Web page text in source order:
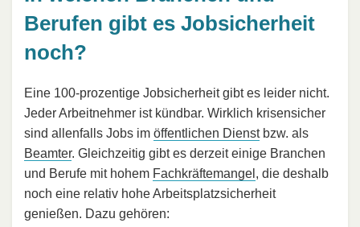
Berufen gibt es Jobsicherheit
noch?
Eine 100-prozentige Jobsicherheit gibt es leider nicht.
Jeder Arbeitnehmer ist kündbar. Wirklich krisensicher
sind allenfalls Jobs im öffentlichen Dienstbzw. als
Beamter. Gleichzeitig gibt es derzeit einige Branchen
und Berufe mit hohem Fachkräftemangel , die deshalb
noch eine relativ hohe Arbeitsplatzsicherheit
genießen. Dazu gehören: